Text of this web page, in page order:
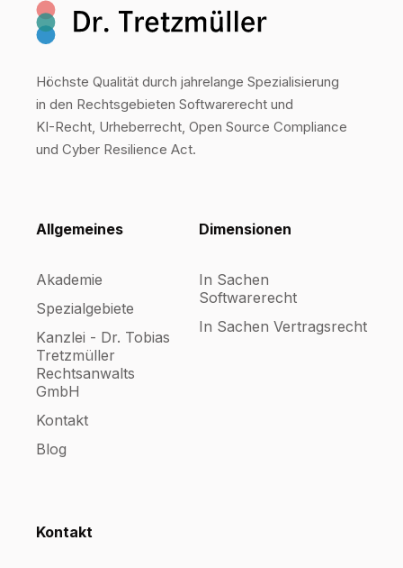
Höchste Qualität durch jahrelange Spezialisierung
in den Rechtsgebieten Softwarerecht und
KI-Recht, Urheberrecht, Open Source Compliance
und Cyber Resilience Act.
Allgemeines
Akademie
Spezialgebiete
Kanzlei - Dr. Tobias
Tretzmüller
Rechtsanwalts
GmbH
Kontakt
Blog
Dimensionen
In Sachen
Softwarerecht
In Sachen Vertragsrecht
Kontakt